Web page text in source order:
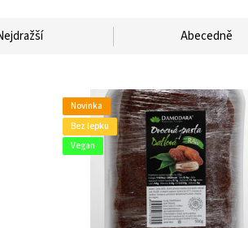
Abecedně
Novinka
Bez lepku
Vegan